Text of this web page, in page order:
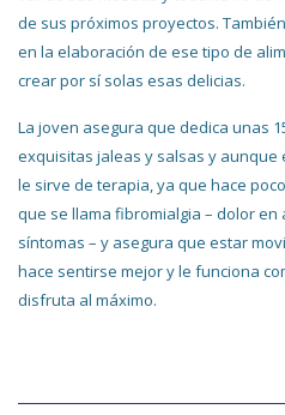
de sus próximos proyectos.
en la elaboración de ese tipo de
crear por sí solas esas delicias.
La joven asegura que dedica unas
exquisitas jaleas y salsas y
le sirve de terapia, ya que hace
que se llama fibromialgia – dolor
síntomas – y asegura que estar
hace sentirse mejor y le funciona
disfruta al máximo.